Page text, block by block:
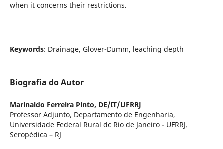
when it concerns their restrictions.
Keywords: Drainage, Glover-Dumm, leaching depth
Biografia do Autor
Marinaldo Ferreira Pinto, DE/IT/UFRRJ
Professor Adjunto, Departamento de Engenharia,
Universidade Federal Rural do Rio de Janeiro - UFRRJ.
Seropédica – RJ